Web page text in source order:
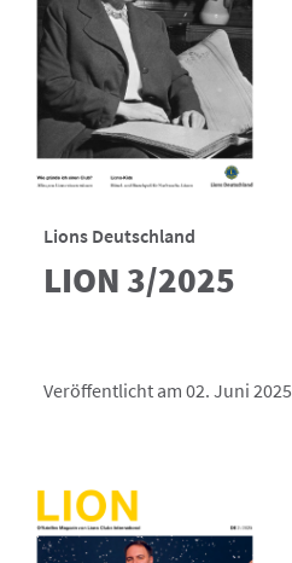
Lions Deutschland
LION 3/2025
Veröffentlicht am 02. Juni 2025